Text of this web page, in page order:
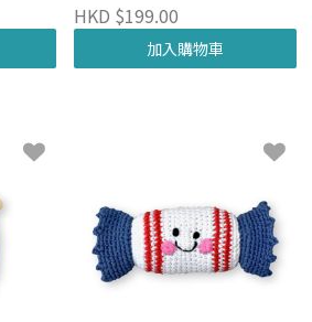
HKD $199.00
加入購物車